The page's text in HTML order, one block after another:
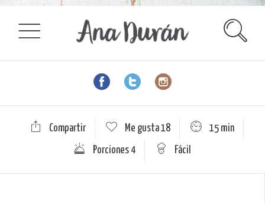
Compartir Me gusta18 15 min
Porciones 4 Fácil